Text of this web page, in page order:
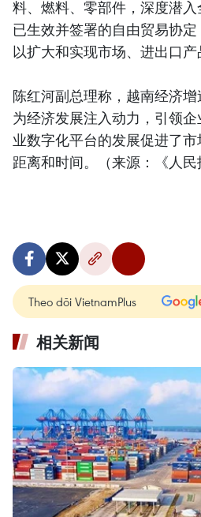
料、燃料、零部件，深度潜
已生效并签署的自由贸易协
以扩大和实现市场、进出口产
陈红河副总理称，越南经济增
为经济发展注入动力，引领
业数字化平台的发展促进了
距离和时间。（来源：《人民
Theo dõi VietnamPlus
相关新闻